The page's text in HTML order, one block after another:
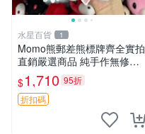
水星百貨 1
Momo熊郵差熊標牌齊全實拍
直銷嚴選商品 純手作無修圖
可收藏 郵差熊 Momo熊 標牌
商品
$1,710 95折
折扣碼